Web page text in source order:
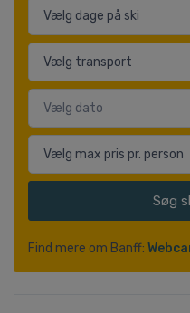
Søg
Find mere om Banff: